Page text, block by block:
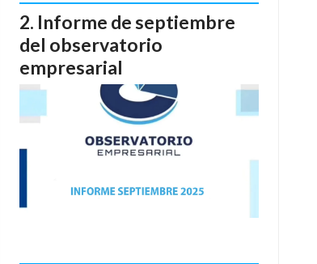
Informe de septiembre
del observatorio
empresarial